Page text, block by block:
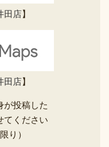
田店】
田店】
が投稿した
てください
り）